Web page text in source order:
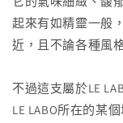
起來有如精靈一般
近，且不論各種風
不過這支屬於LE
LE LABO所在的某